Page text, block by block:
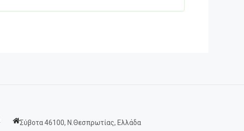
Σύβοτα 46100, Ν.Θεσπρωτίας, Ελλάδα